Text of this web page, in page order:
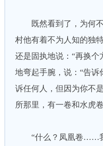
既然看到了，为何
村他有着不为人知的独
还是固执地说：“再换
地弯起手腕，说：“告
诉任何人，但因为你不
所那里，有一卷和水虎
“什么？凤凰卷……我